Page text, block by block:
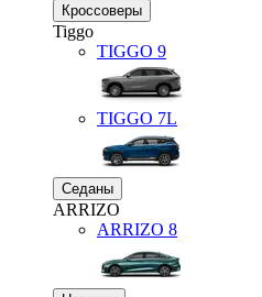
Кроссоверы
Tiggo
TIGGO 9
TIGGO 7L
Седаны
ARRIZO
ARRIZO 8